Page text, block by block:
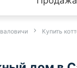
Купить